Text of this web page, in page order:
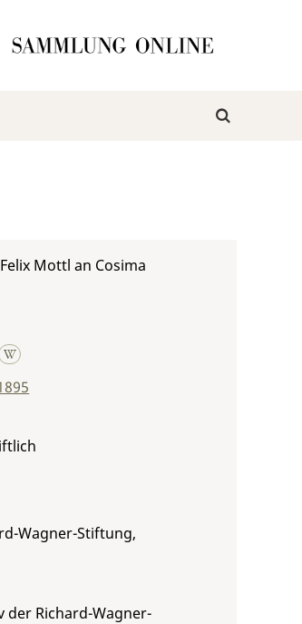
Mottl an Cosima
Wagner-Stiftung,
der Richard-Wagner-